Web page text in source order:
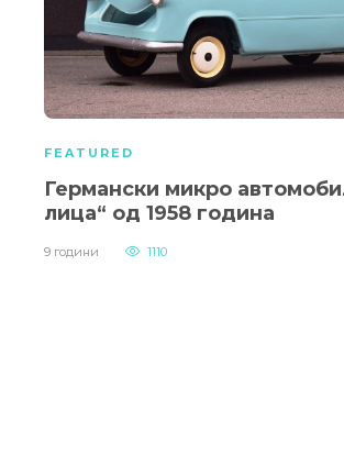
FEATURED
Германски микро
лица“ од 1958 година
9 години 1110